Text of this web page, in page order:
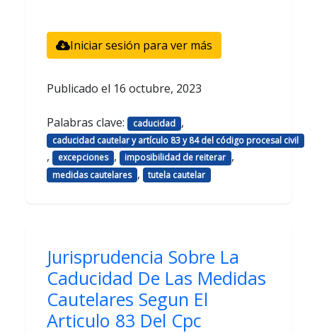
Iniciar sesión para ver más
Publicado el 16 octubre, 2023
Palabras clave: caducidad ,
caducidad cautelar y artículo 83 y 84 del código procesal civil
, excepciones , imposibilidad de reiterar ,
medidas cautelares , tutela cautelar
Jurisprudencia Sobre La
Caducidad De Las Medidas
Cautelares Segun El
Articulo 83 Del Cpc